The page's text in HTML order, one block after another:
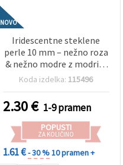
NOVO
Iridescentne steklene
perle 10 mm – nežno roza
& nežno modre z modrim
pridihom, AB premaz,
popolne za izdelavo
elegantnega nakita in
sanjskih ročno izdelanih
ustvarjalnih projektov
Koda izdelka: 115496
2.30€ 1-9 pramen
POPUSTI
ZA KOLIČINO
1.61 €- 30 %10 pramen +